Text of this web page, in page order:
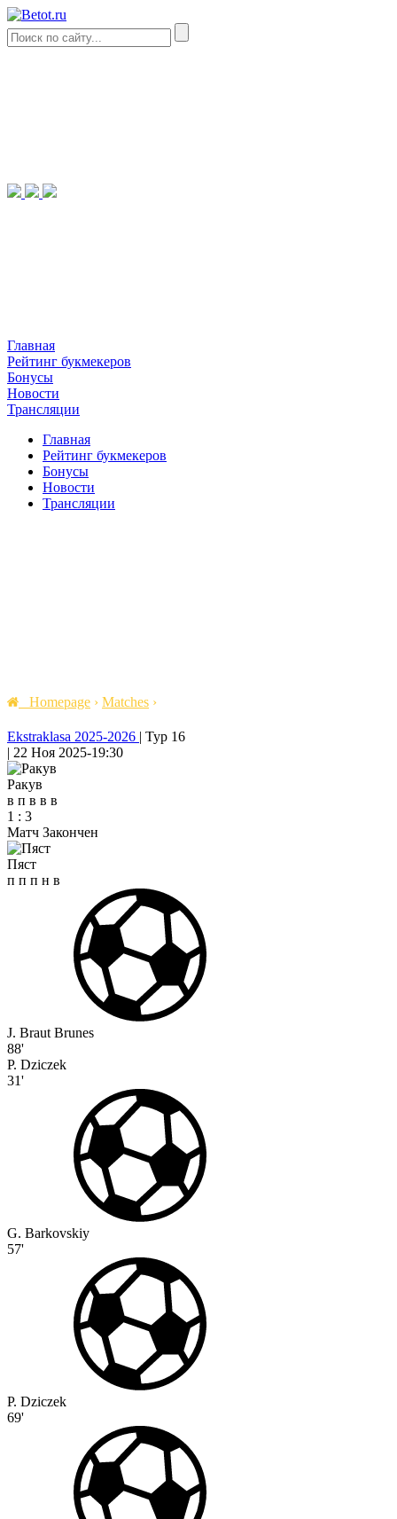
Главная
Рейтинг букмекеров
Бонусы
Новости
Трансляции
Главная
Рейтинг букмекеров
Бонусы
Новости
Трансляции
Homepage › Matches ›
Ekstraklasa 2025-2026 | Тур 16
| 22 Ноя 2025-19:30
Ракув
в п в в в
1 : 3
Матч Закончен
Пяст
п п п н в
J. Braut Brunes
88'
P. Dziczek
31'
G. Barkovskiy
57'
P. Dziczek
69'